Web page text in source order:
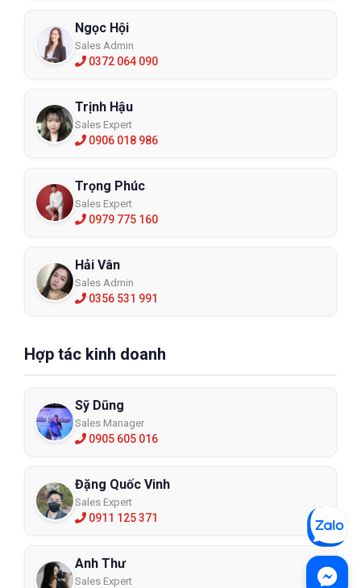
Ngọc Hội
Sales Admin
0372 064 090
Trịnh Hậu
Sales Expert
0906 018 986
Trọng Phúc
Sales Expert
0979 775 160
Hải Vân
Sales Admin
0356 531 991
Hợp tác kinh doanh
Sỹ Dũng
Sales Manager
0905 605 016
Đặng Quốc Vinh
Sales Expert
0911 125 371
Anh Thư
Sales Expert